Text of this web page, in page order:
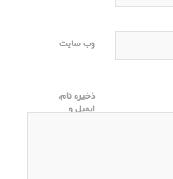
وب‌ سایت
ذخیره نام،
ایمیل و